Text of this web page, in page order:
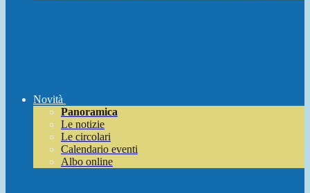
Novità
Panoramica
Le notizie
Le circolari
Calendario eventi
Albo online